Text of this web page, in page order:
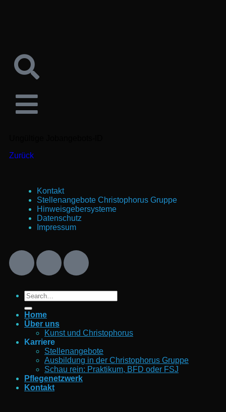
Zurück
Kontakt
Stellenangebote Christophorus Gruppe
Hinweisgebersysteme
Datenschutz
Impressum
Home
Über uns
Kunst und Christophorus
Karriere
Stellenangebote
Ausbildung in der Christophorus Gruppe
Schau rein: Praktikum, BFD oder FSJ
Pflegenetzwerk
Kontakt